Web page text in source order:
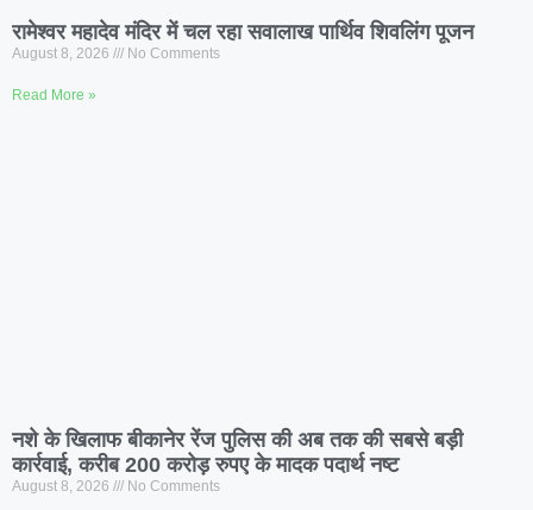
रामेश्वर महादेव मंदिर में चल रहा सवालाख पार्थिव शिवलिंग पूजन
August 8, 2026 No Comments
Read More »
नशे के खिलाफ बीकानेर रेंज पुलिस की अब तक की सबसे बड़ी
कार्रवाई, करीब 200 करोड़ रुपए के मादक पदार्थ नष्ट
August 8, 2026 No Comments